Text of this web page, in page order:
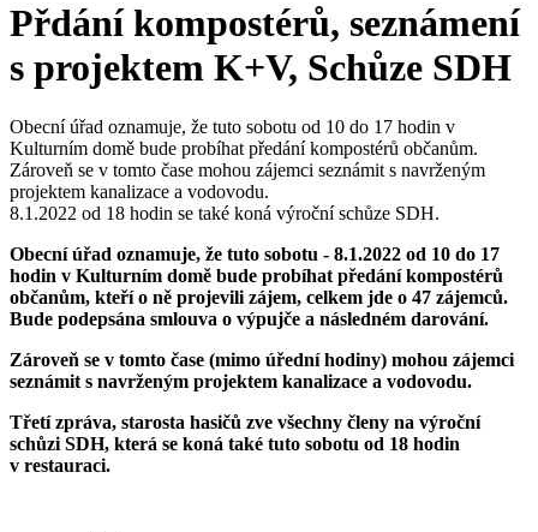
Přdání kompostérů, seznámení
s projektem K+V, Schůze SDH
Obecní úřad oznamuje, že tuto sobotu od 10 do 17 hodin v
Kulturním domě bude probíhat předání kompostérů občanům.
Zároveň se v tomto čase mohou zájemci seznámit s navrženým
projektem kanalizace a vodovodu.
8.1.2022 od 18 hodin se také koná výroční schůze SDH.
Obecní úřad oznamuje, že tuto sobotu - 8.1.2022 od 10 do 17
hodin v Kulturním domě bude probíhat předání kompostérů
občanům, kteří o ně projevili zájem, celkem jde o 47 zájemců.
Bude podepsána smlouva o výpujče a následném darování.
Zároveň se v tomto čase (mimo úřední hodiny) mohou zájemci
seznámit s navrženým projektem kanalizace a vodovodu.
Třetí zpráva, starosta hasičů zve všechny členy na výroční
schůzi SDH, která se koná také tuto sobotu od 18 hodin
v restauraci.